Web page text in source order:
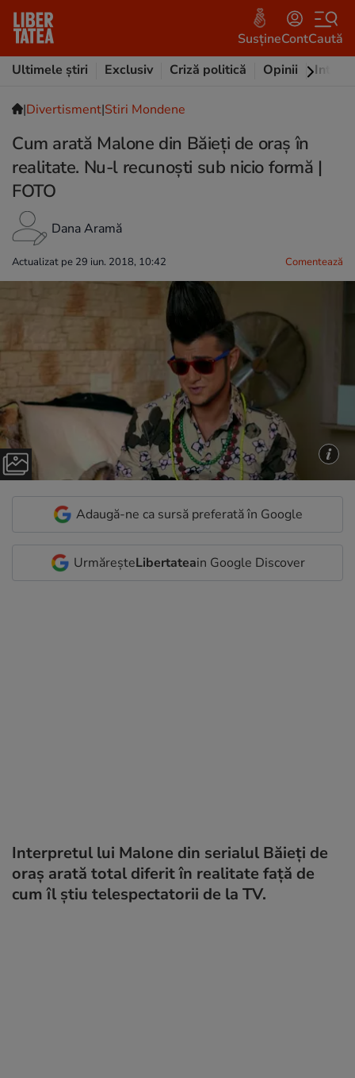
SusțineContCaută
Ultimele știri
Exclusiv Criză politică Opinii
|Divertisment|Stiri Mondene
Cum arată Malone din Băieți de oraș în
realitate. Nu-l recunoști sub nicio formă |
FOTO
Dana Aramă
Actualizat pe 29 iun. 2018, 10:42 Comentează
Adaugă-ne ca sursă preferată în Google
UrmăreșteLibertateain Google Discover
Interpretul lui Malone din serialul Băieți de
oraș arată total diferit în realitate față de
cum îl știu telespectatorii de la TV.